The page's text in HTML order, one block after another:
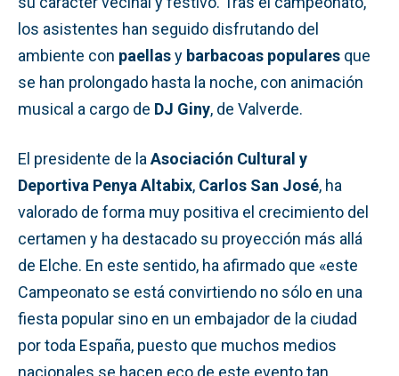
los asistentes han seguido disfrutando del
ambiente con paellasy barbacoas populares que
se han prolongado hasta la noche, con animación
musical a cargo de DJ Giny, de Valverde.
El presidente de la Asociación Cultural y
Deportiva Penya Altabix, Carlos San José, ha
valorado de forma muy positiva el crecimiento del
certamen y ha destacado su proyección más allá
de Elche. En este sentido, ha afirmado que «este
Campeonato se está convirtiendo no sólo en una
fiesta popular sino en un embajador de la ciudad
por toda España, puesto que muchos medios
nacionales se hacen eco de este evento tan